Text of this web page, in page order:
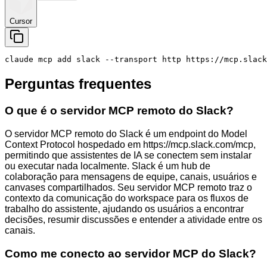
Cursor
claude mcp add slack --transport http https://
Perguntas frequentes
O que é o servidor MCP remoto do Slack?
O servidor MCP remoto do Slack é um endpoint do Model
Context Protocol hospedado em https://mcp.slack.com/mcp,
permitindo que assistentes de IA se conectem sem instalar
ou executar nada localmente. Slack é um hub de
colaboração para mensagens de equipe, canais, usuários e
canvases compartilhados. Seu servidor MCP remoto traz o
contexto da comunicação do workspace para os fluxos de
trabalho do assistente, ajudando os usuários a encontrar
decisões, resumir discussões e entender a atividade entre os
canais.
Como me conecto ao servidor MCP do Slack?